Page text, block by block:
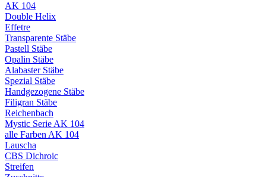
AK 104
Double Helix
Effetre
Transparente Stäbe
Pastell Stäbe
Opalin Stäbe
Alabaster Stäbe
Spezial Stäbe
Handgezogene Stäbe
Filigran Stäbe
Reichenbach
Mystic Serie AK 104
alle Farben AK 104
Lauscha
CBS Dichroic
Streifen